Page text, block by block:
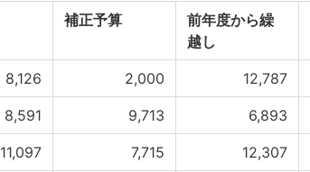
補正予算
前年度から繰
越し
8,126 2,000 12,787
8,591 9,713 6,893
11,097 7,715 12,307